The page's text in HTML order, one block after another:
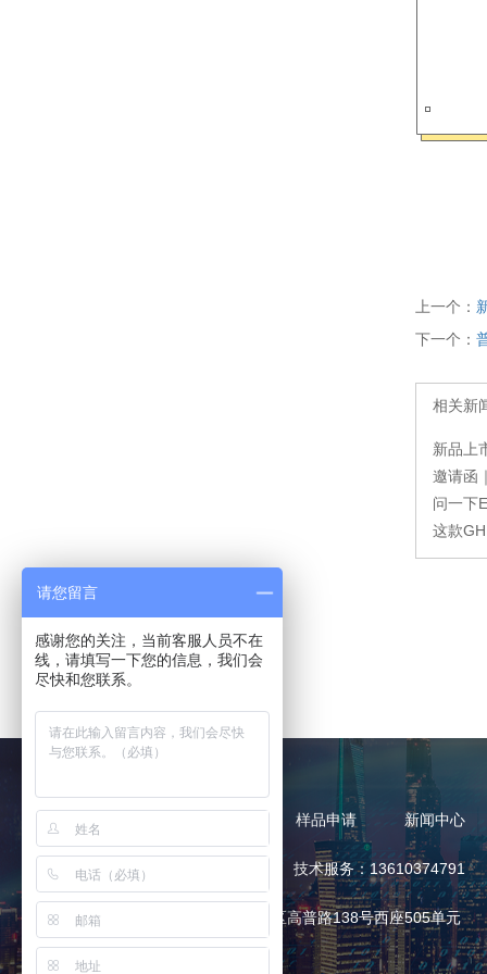
上一个：
下一个：
相关新
新品上
邀请函
问一下
这款
产品中心 样品申请 新闻中心
热线电话：13168375752 技术服务：13610374791
地址：广东省广州市天河区高普路138号西座505单元
请您留言
感谢您的关注，当前客服人员不在
线，请填写一下您的信息，我们会
尽快和您联系。